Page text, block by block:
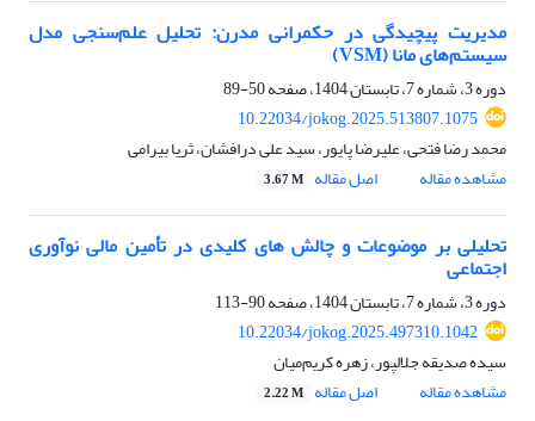
مدیریت پیچیدگی در حکمرانی مدرن: تحلیل علم‌سنجی مدل
سیستم‌های مانا (VSM)
دوره 3، شماره 7، تابستان 1404، صفحه
50-89
10.22034/jokog.2025.513807.1075
محمد رضا فتحی، علیرضا پایور، سید علی درافشان، ثریا بیرامی
مشاهده مقاله
اصل مقاله 3.67 M
تحلیلی بر موضوعات و چالش های کلیدی در تأمین مالی نوآوری
اجتماعی
دوره 3، شماره 7، تابستان 1404، صفحه
90-113
10.22034/jokog.2025.497310.1042
سیده صدیقه جلالپور، زهره کریم‌میان
مشاهده مقاله
اصل مقاله 2.22 M